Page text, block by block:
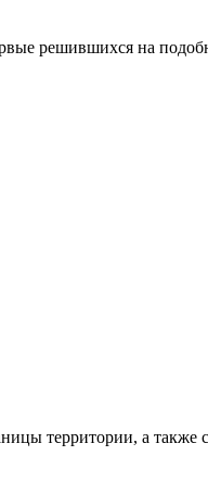
решившихся на
территории, а также